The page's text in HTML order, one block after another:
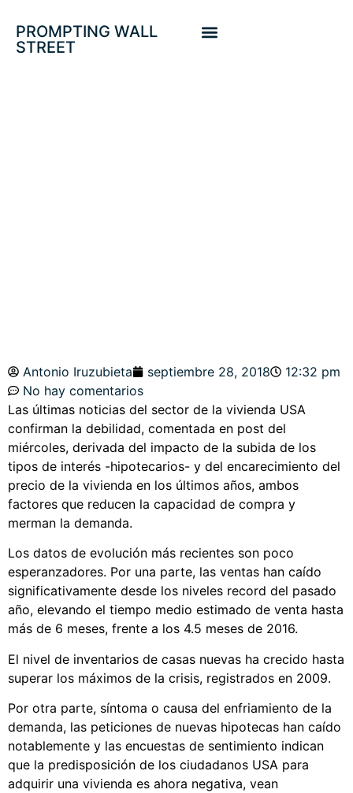
PROMPTING WALL
STREET
Antonio Iruzubieta septiembre 28, 2018
12:32 pm
No hay comentarios
Las últimas noticias del sector de la vivienda USA
confirman la debilidad, comentada en post del
miércoles, derivada del impacto de la subida de los
tipos de interés -hipotecarios- y del encarecimiento del
precio de la vivienda en los últimos años, ambos
factores que reducen la capacidad de compra y
merman la demanda.
Los datos de evolución más recientes son poco
esperanzadores. Por una parte, las ventas han caído
significativamente desde los niveles record del pasado
año, elevando el tiempo medio estimado de venta hasta
más de 6 meses, frente a los 4.5 meses de 2016.
El nivel de inventarios de casas nuevas ha crecido hasta
superar los máximos de la crisis, registrados en 2009.
Por otra parte, síntoma o causa del enfriamiento de la
demanda, las peticiones de nuevas hipotecas han caído
notablemente y las encuestas de sentimiento indican
que la predisposición de los ciudadanos USA para
adquirir una vivienda es ahora negativa, vean